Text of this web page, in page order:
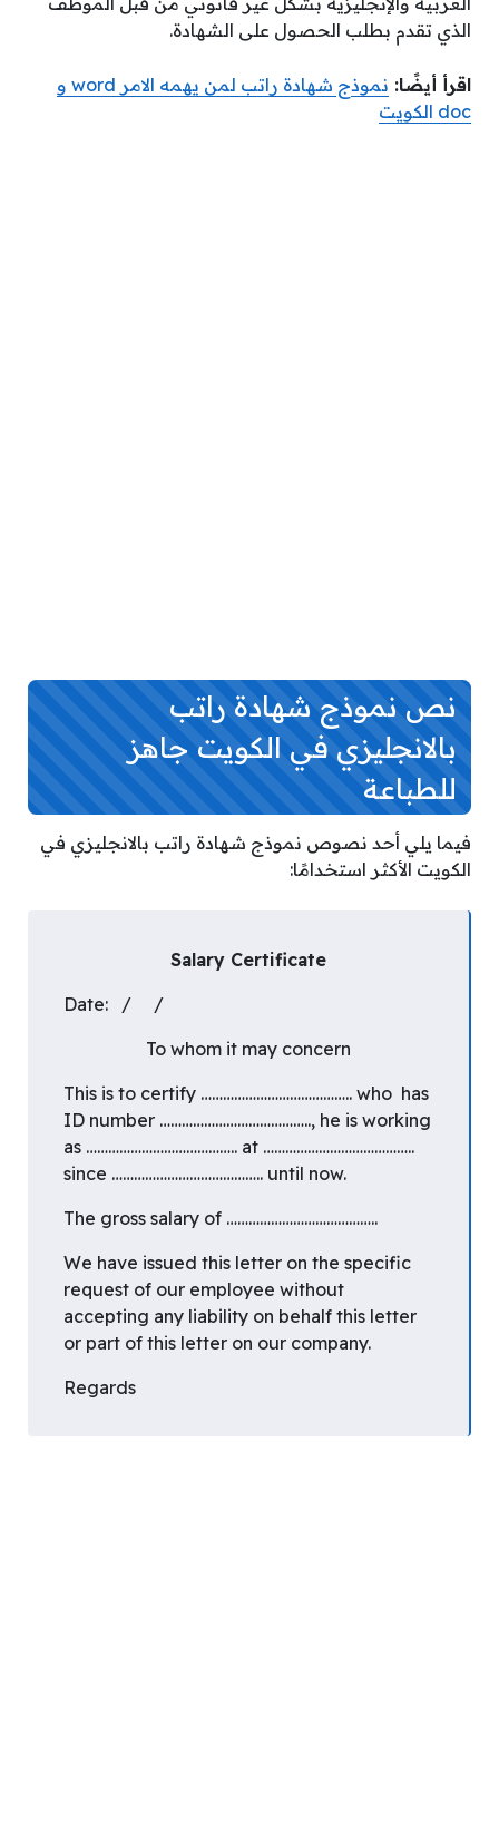
الذي تقدم بطلب الحصول على الشهادة.
اقرأ أيضًا:
نموذج شهادة راتب لمن يهمه الامر word و
doc الكويت
نص نموذج شهادة راتب
بالانجليزي في الكويت جاهز
للطباعة
فيما يلي أحد نصوص نموذج شهادة راتب بالانجليزي في
الكويت الأكثر استخدامًا:
Salary Certificate
Date: / /
To whom it may concern
This is to certify ………………………………….. who has
ID number ………………………………….., he is working
as ………………………………….. at …………………………………..
since ………………………………….. until now.
The gross salary of …………………………………..
We have issued this letter on the specific
request of our employee without
accepting any liability on behalf this letter
or part of this letter on our company.
Regards